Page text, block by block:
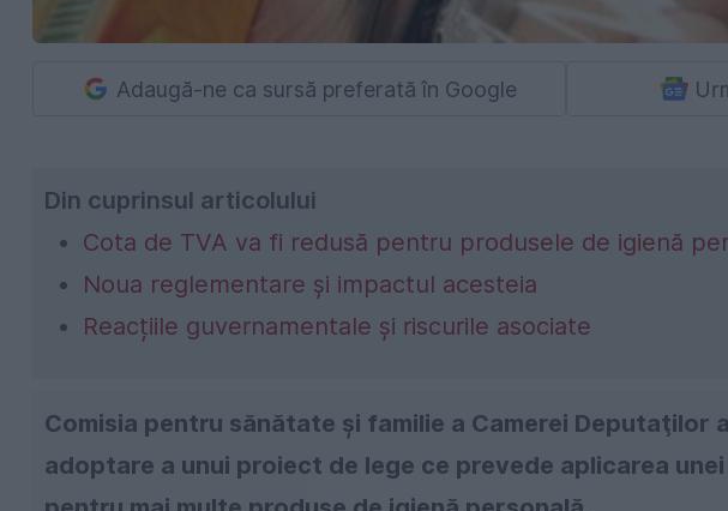
Adaugă-ne ca sursă preferată în Google
Din cuprinsul articolului
Cota de TVA va fi redusă pentru produsele de igienă
Noua reglementare și impactul acesteia
Reacțiile guvernamentale și riscurile asociate
Comisia pentru sănătate şi familie a Camerei
adoptare a unui proiect de lege ce prevede aplicarea